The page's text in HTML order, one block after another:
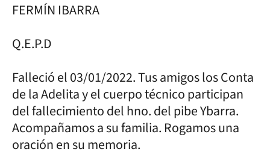
FERMÍN IBARRA
Q.E.P.D
Falleció el 03/01/2022. Tus amigos los Conta
de la Adelita y el cuerpo técnico participan
del fallecimiento del hno. del pibe Ybarra.
Acompañamos a su familia. Rogamos una
oración en su memoria.